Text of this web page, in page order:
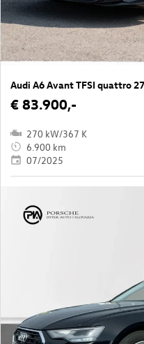
Audi A6 Avant TFSI quattro
€ 83.900,-
270 kW/367 K
6.900 km
07/2025